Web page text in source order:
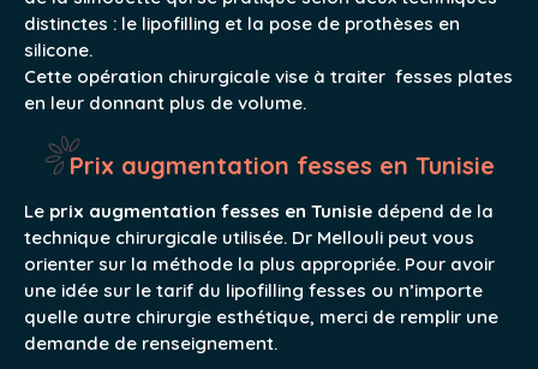
distinctes : le lipofilling et la pose de prothèses en
silicone.
Cette opération chirurgicale vise à traiter fesses plates
en leur donnant plus de volume.
Prix augmentation fesses en Tunisie
Le prix augmentation fesses en Tunisie dépend de la
technique chirurgicale utilisée. Dr Mellouli peut vous
orienter sur la méthode la plus appropriée. Pour avoir
une idée sur le tarif du lipofilling fesses ou n’importe
quelle autre chirurgie esthétique, merci de remplir une
demande de renseignement.